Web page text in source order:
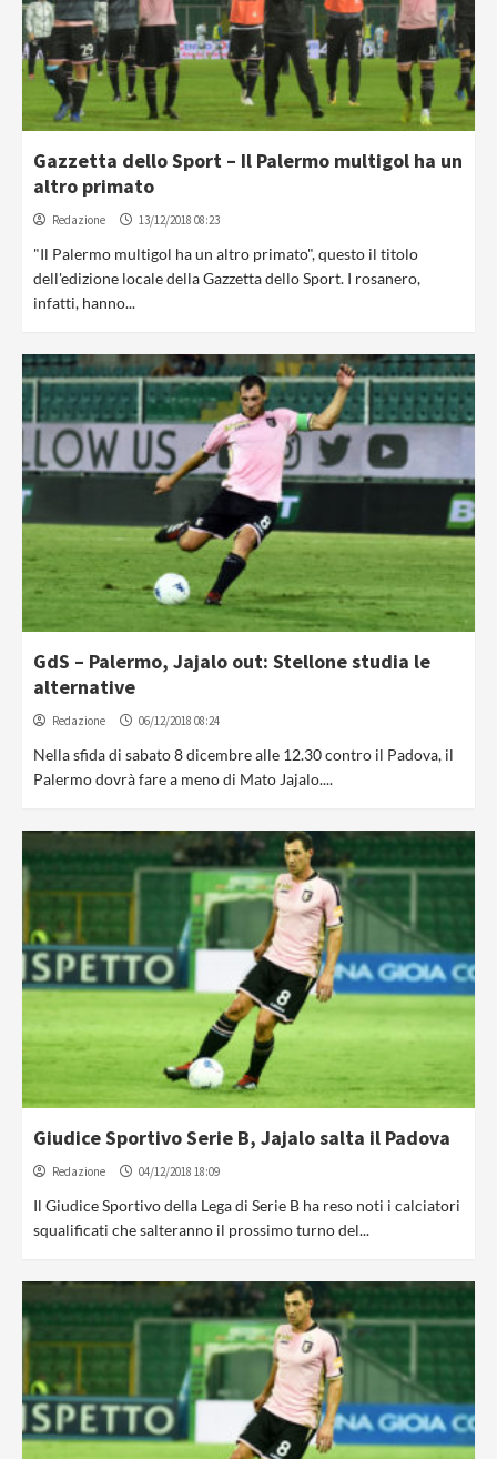
Gazzetta dello Sport – Il Palermo multigol ha un
altro primato
Redazione 13/12/2018 08:23
"Il Palermo multigol ha un altro primato", questo il titolo
dell'edizione locale della Gazzetta dello Sport. I rosanero,
infatti, hanno...
GdS – Palermo, Jajalo out: Stellone studia le
alternative
Redazione 06/12/2018 08:24
Nella sfida di sabato 8 dicembre alle 12.30 contro il Padova, il
Palermo dovrà fare a meno di Mato Jajalo....
Giudice Sportivo Serie B, Jajalo salta il Padova
Redazione 04/12/2018 18:09
Il Giudice Sportivo della Lega di Serie B ha reso noti i calciatori
squalificati che salteranno il prossimo turno del...